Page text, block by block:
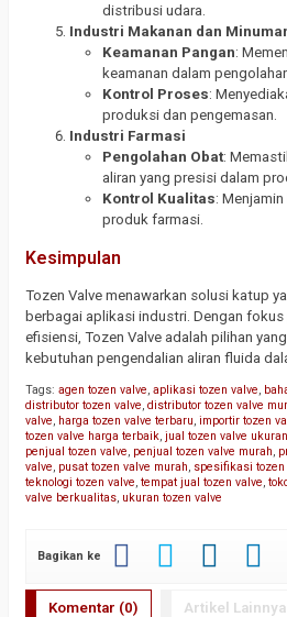
distribusi udara.
Industri Makanan dan
Keamanan Pangan:
keamanan dalam
Kontrol Proses:
produksi dan pengemasan.
Industri Farmasi
Pengolahan Obat:
aliran yang presisi dalam
Kontrol Kualitas:
produk farmasi.
Kesimpulan
Tozen Valve menawarkan solusi katup
berbagai aplikasi industri. Dengan
efisiensi, Tozen Valve adalah pilihan
kebutuhan pengendalian aliran fluida
Tags: agen tozen valve, aplikasi tozen valve,
distributor tozen valve, distributor tozen valve
valve, harga tozen valve terbaru, importir tozen
tozen valve harga terbaik, jual tozen valve
penjual tozen valve, penjual tozen valve murah,
valve, pusat tozen valve murah, spesifikasi tozen
teknologi tozen valve, tempat jual tozen valve,
valve berkualitas, ukuran tozen valve
Bagikan ke
Komentar (0) Artikel Lainnya